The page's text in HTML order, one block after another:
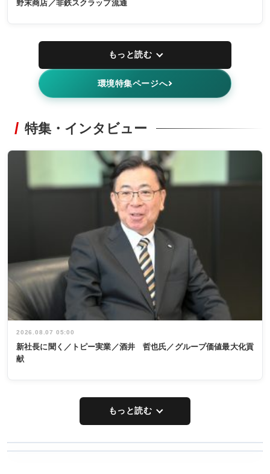
野末商店／非鉄スクラップ流通
もっと読む
環境特集ページへ
特集・インタビュー
2026.08.07 05:00
新社長に聞く／トピー実業／酒井 哲也氏／グループ価値最大化貢
献
もっと読む